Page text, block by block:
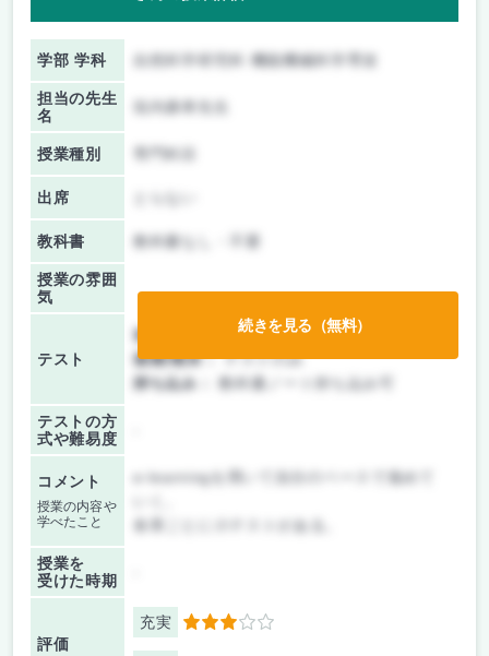
学部 学科 自然科学研究科 機能機械科学専攻
担当の先生
名
授業種別
出席
教科書 教科書なし・不要
授業の雰囲
気
テスト
前期/中間：
テストのみ
後期/期末：テストのみ
持ち込み：
教科書ノート持ち込み可
テストの方
式や難易度
コメント
授業の内容や
学べたこと
e-learningを用いて自分のペースで進めて
各章ごとに小テストがある。
授業を
受けた時期
評価
充実 3
続きを見る（無料）